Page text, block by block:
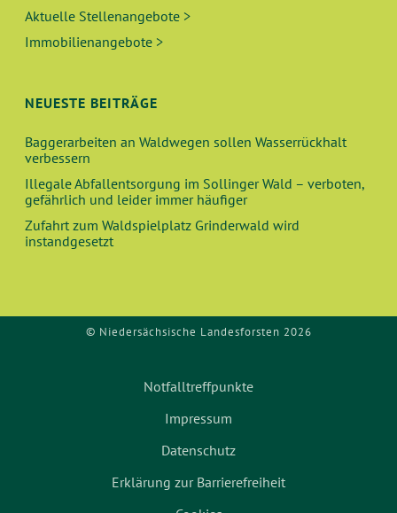
Aktuelle Stellenangebote >
Immobilienangebote >
NEUESTE BEITRÄGE
Baggerarbeiten an Waldwegen sollen Wasserrückhalt
verbessern
Illegale Abfallentsorgung im Sollinger Wald – verboten,
gefährlich und leider immer häufiger
Zufahrt zum Waldspielplatz Grinderwald wird
instandgesetzt
© Niedersächsische Landesforsten 2026
Notfalltreffpunkte
Impressum
Datenschutz
Erklärung zur Barrierefreiheit